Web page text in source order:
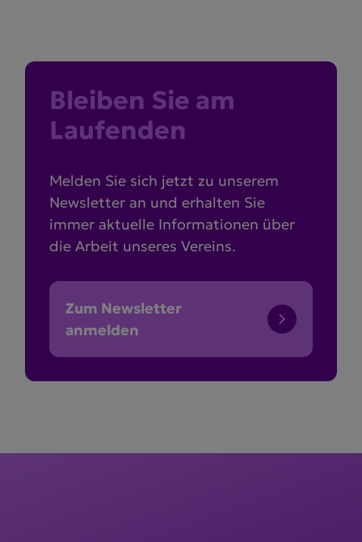
Bleiben Sie am
Laufenden
Melden Sie sich jetzt zu unserem
Newsletter an und erhalten Sie
immer aktuelle Informationen über
die Arbeit unseres Vereins.
Zum Newsletter
anmelden